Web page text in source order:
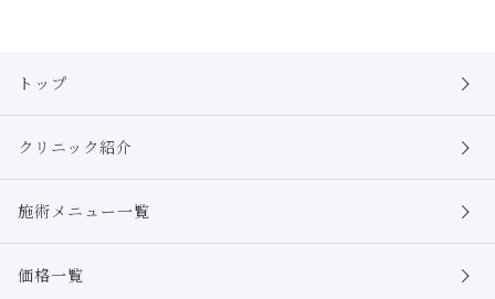
トップ
クリニック紹介
施術メニュー一覧
価格一覧